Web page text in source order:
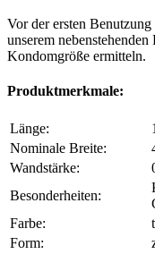
Vor der ersten
unserem
Kondomgröße ermitteln.
Produktmerkmale:
Länge:
Nominale Breite:
Wandstärke:
Besonderheiten:
Farbe:
Form: